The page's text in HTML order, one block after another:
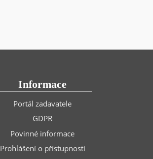
Informace
Portál zadavatele
GDPR
Povinné informace
Prohlášení o přístupnosti